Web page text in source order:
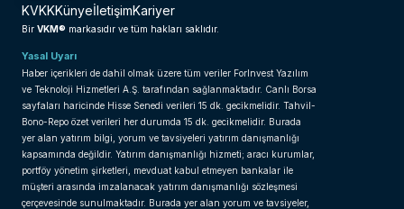
KVKKKünyeİletişimKariyer
Bir VKM® markasıdır ve tüm hakları saklıdır.
Yasal Uyarı
Haber içerikleri de dahil olmak üzere tüm veriler ForInvest Yazılım
ve Teknoloji Hizmetleri A.Ş. tarafından sağlanmaktadır. Canlı Borsa
sayfaları haricinde Hisse Senedi verileri 15 dk. gecikmelidir. Tahvil-
Bono-Repo özet verileri her durumda 15 dk. gecikmelidir. Burada
yer alan yatırım bilgi, yorum ve tavsiyeleri yatırım danışmanlığı
kapsamında değildir. Yatırım danışmanlığı hizmeti; aracı kurumlar,
portföy yönetim şirketleri, mevduat kabul etmeyen bankalar ile
müşteri arasında imzalanacak yatırım danışmanlığı sözleşmesi
çerçevesinde sunulmaktadır. Burada yer alan yorum ve tavsiyeler,